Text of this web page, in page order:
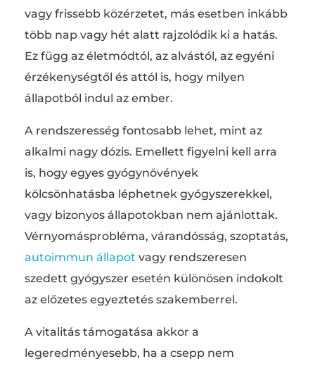
vagy frissebb közérzetet, más esetben inkább
több nap vagy hét alatt rajzolódik ki a hatás.
Ez függ az életmódtól, az alvástól, az egyéni
érzékenységtől és attól is, hogy milyen
állapotból indul az ember.
A rendszeresség fontosabb lehet, mint az
alkalmi nagy dózis. Emellett figyelni kell arra
is, hogy egyes gyógynövények
kölcsönhatásba léphetnek gyógyszerekkel,
vagy bizonyos állapotokban nem ajánlottak.
Vérnyomásprobléma, várandósság, szoptatás,
autoimmun állapot vagy rendszeresen
szedett gyógyszer esetén különösen indokolt
az előzetes egyeztetés szakemberrel.
A vitalitás támogatása akkor a
legeredményesebb, ha a csepp nem